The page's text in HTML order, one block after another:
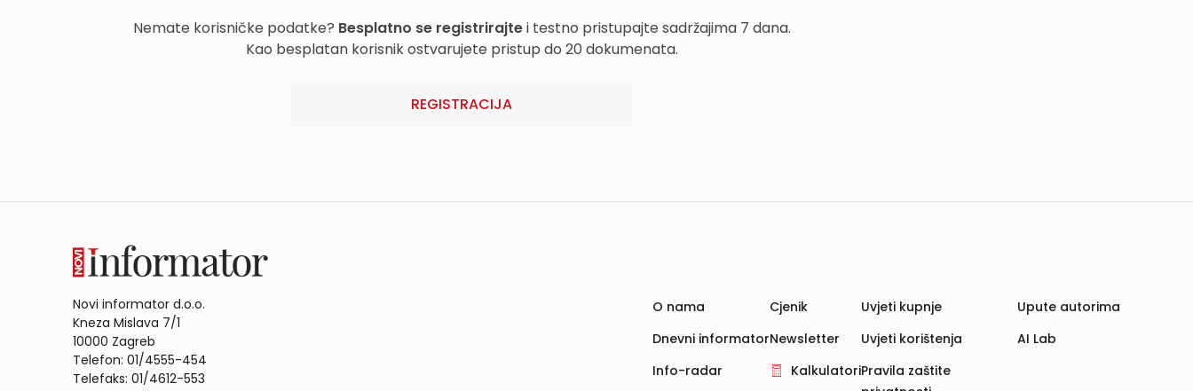
Nemate korisničke podatke? Besplatno se registrirajtei testno pristupajte sadržajima 7 dana.
Kao besplatan korisnik ostvarujete pristup do 20 dokumenata.
REGISTRACIJA
Novi informator d.o.o.
Kneza Mislava 7/1
10000 Zagreb
Telefon: 01/4555-454
Telefaks: 01/4612-553
O nama
Dnevni informator
Info-radar
Cjenik
Newsletter
Kalkulatori
Uvjeti kupnje
Uvjeti korištenja
Pravila zaštite
Upute autorima
AI Lab